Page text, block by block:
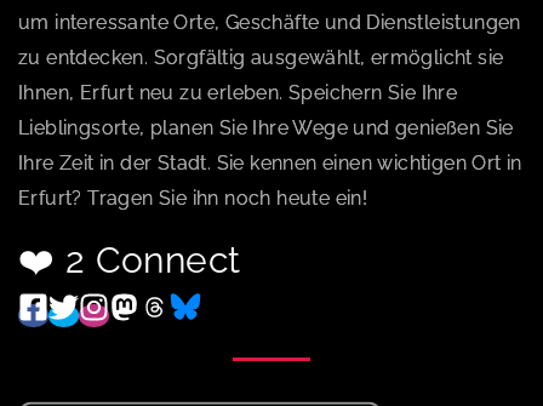
um interessante Orte, Geschäfte und Dienstleistungen
zu entdecken. Sorgfältig ausgewählt, ermöglicht sie
Ihnen, Erfurt neu zu erleben. Speichern Sie Ihre
Lieblingsorte, planen Sie Ihre Wege und genießen Sie
Ihre Zeit in der Stadt. Sie kennen einen wichtigen Ort in
Erfurt? Tragen Sie ihn noch heute ein!
❤️ 2 Connect